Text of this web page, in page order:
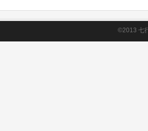
©2013 七